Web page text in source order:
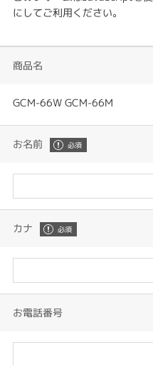
にしてご利用ください。
商品名
GCM-66W GCM-66M
お名前
カナ
お電話番号